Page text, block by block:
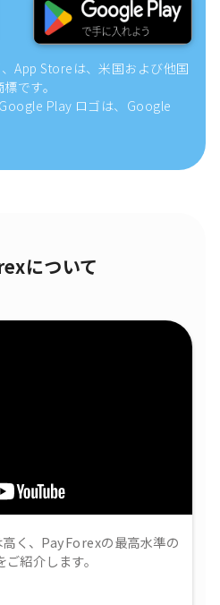
App Storeは、米国および他国
です。
Play ロゴは、Google
について
く、PayForexの最高水準の
紹介します。